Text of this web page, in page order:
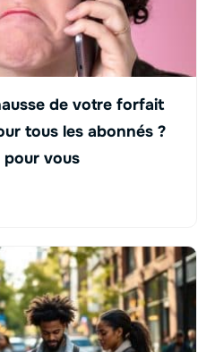
de votre forfait
tous les abonnés ?
pour vous